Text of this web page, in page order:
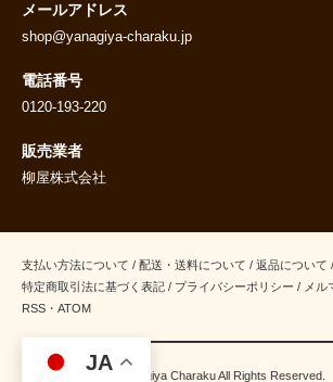
JA
メールアドレス
shop@yanagiya-charaku.jp
電話番号
0120-193-220
販売業者
柳屋株式会社
支払い方法について / 配送・送料について / 返品について /
特定商取引法に基づく表記 / プライバシーポリシー / メル
RSS ・ ATOM
Copyright(C)2018 Yanagiya Charaku All Rights Reserved.